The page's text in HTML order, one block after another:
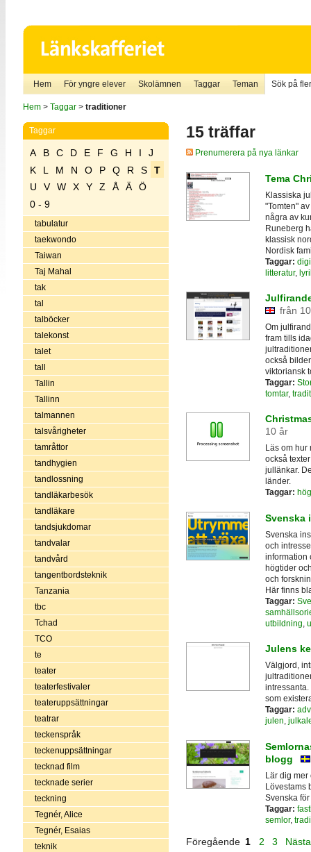
Hem För yngre elever Skolämnen Taggar Teman Sök på
Hem> Taggar> traditioner
Taggar
A B C D E F G H I
J
K
L M N O P Q R S
T
U
V W X Y Z Å Ä
Ö
0 - 9
tabulatur
taekwondo
Taiwan
Taj Mahal
tak
tal
talböcker
talekonst
talet
tall
Tallin
Tallinn
talmannen
talsvårigheter
tamråttor
tandhygien
tandlossning
tandläkarbesök
tandläkare
tandsjukdomar
tandvalar
tandvård
tangentbordsteknik
Tanzania
tbc
Tchad
TCO
te
teater
teaterfestivaler
teateruppsättningar
teatrar
teckenspråk
teckenuppsättningar
tecknad film
tecknade serier
teckning
Tegnér, Alice
Tegnér, Esaias
teknik
15 träffar
Prenumerera på nya länkar
Tema
Klassiska
"Tomten"
några av
Runeberg
klassisk
Nordisk
Taggar:
litteratur,
från
Om
fram tills
också
viktoriansk
Taggar:
tomtar,
10 år
Läs om hur
också
jullänkar.
länder.
Taggar:
Svenska
Svenska
och
information
högtider
och
Här finns
Taggar:
utbildning,
Julens
Välgjord,
intressanta.
som
Taggar:
julen,
blogg
Lär dig mer
Lövestams
Svenska
Taggar:
semlor,
Föregående 1 2 3